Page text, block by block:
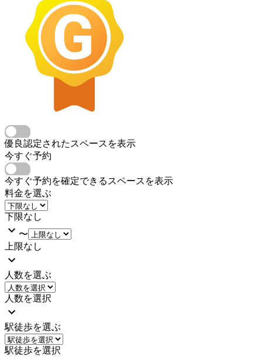
優良認定されたスペースを表示
今すぐ予約
今すぐ予約を確定できるスペースを表示
料金を選ぶ
下限なし
〜
上限なし
人数を選ぶ
人数を選択
駅徒歩を選ぶ
駅徒歩を選択